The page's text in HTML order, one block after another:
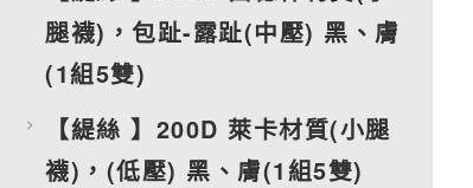
腿襪)，包趾-露趾(中壓) 黑、膚
(1組5雙)
【緹絲 】200D 萊卡材質(小腿
襪)，(低壓) 黑、膚(1組5雙)